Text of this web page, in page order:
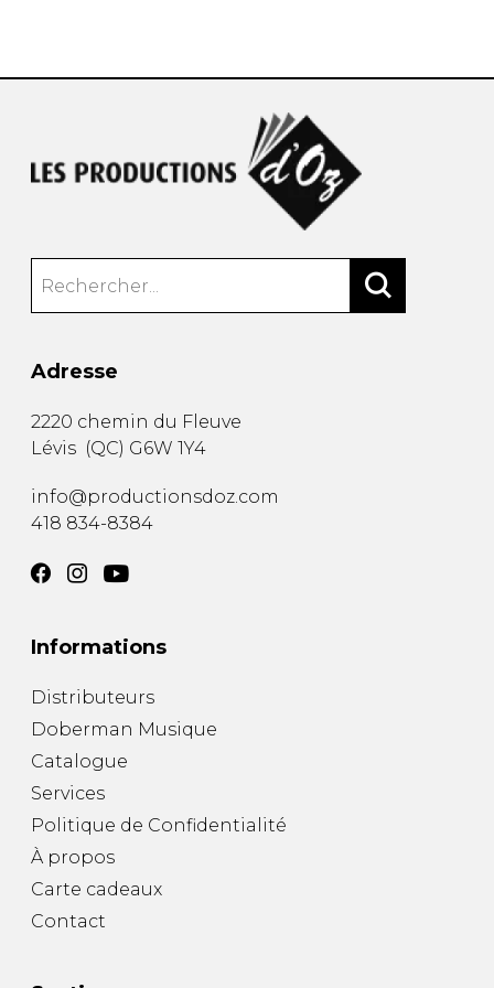
Adresse
2220 chemin du Fleuve
Lévis (QC) G6W 1Y4
info@productionsdoz.com
418 834-8384
Informations
Distributeurs
Doberman Musique
Catalogue
Services
Politique de Confidentialité
À propos
Carte cadeaux
Contact